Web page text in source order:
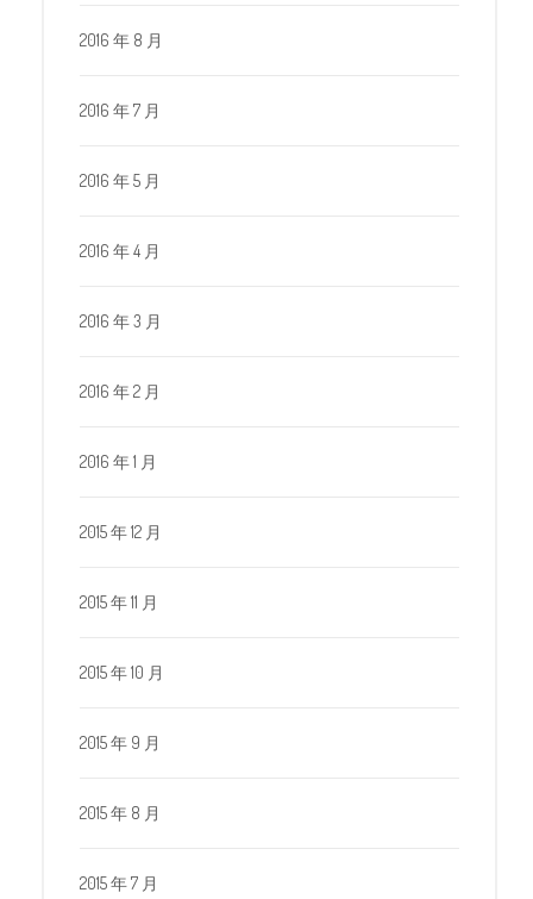
2016 年 8 月
2016 年 7 月
2016 年 5 月
2016 年 4 月
2016 年 3 月
2016 年 2 月
2016 年 1 月
2015 年 12 月
2015 年 11 月
2015 年 10 月
2015 年 9 月
2015 年 8 月
2015 年 7 月